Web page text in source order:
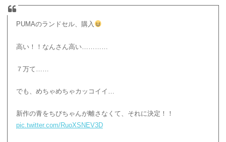
PUMAのランドセル、購入
高い！！なんさん高い…………
７万て……
でも、めちゃめちゃカッコイイ…
新作の青をちびちゃんが離さなくて、それに決定！！
pic.twitter.com/RuoXSNEV3D